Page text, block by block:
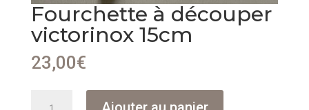
Fourchette à découper
victorinox 15cm
23,00€